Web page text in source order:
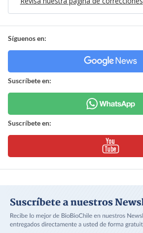
Síguenos en:
Suscríbete en:
Suscríbete en: